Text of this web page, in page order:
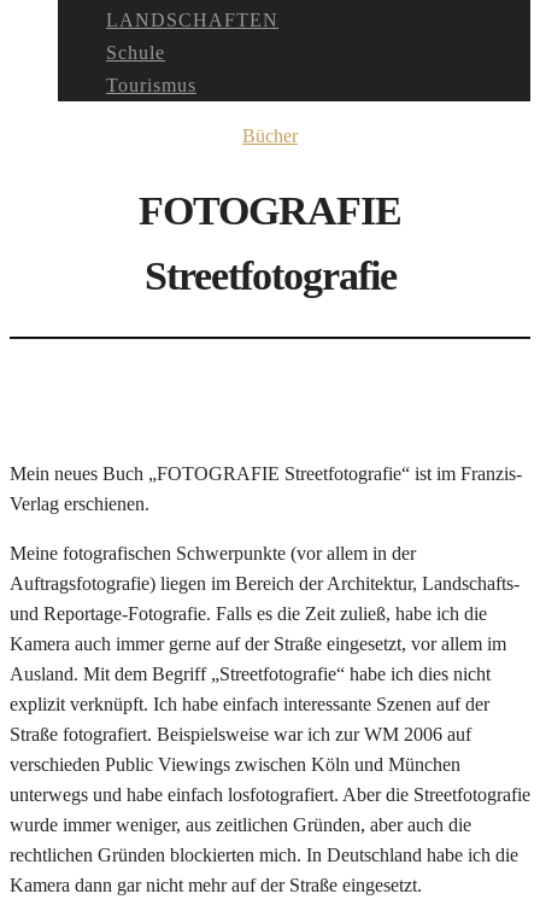
LANDSCHAFTEN
Schule
Tourismus
Bücher
FOTOGRAFIE
Streetfotografie
Mein neues Buch „FOTOGRAFIE Streetfotografie“ ist im Franzis-
Verlag erschienen.
Meine fotografischen Schwerpunkte (vor allem in der
Auftragsfotografie) liegen im Bereich der Architektur, Landschafts-
und Reportage-Fotografie. Falls es die Zeit zuließ, habe ich die
Kamera auch immer gerne auf der Straße eingesetzt, vor allem im
Ausland. Mit dem Begriff „Streetfotografie“ habe ich dies nicht
explizit verknüpft. Ich habe einfach interessante Szenen auf der
Straße fotografiert. Beispielsweise war ich zur WM 2006 auf
verschieden Public Viewings zwischen Köln und München
unterwegs und habe einfach losfotografiert. Aber die Streetfotografie
wurde immer weniger, aus zeitlichen Gründen, aber auch die
rechtlichen Gründen blockierten mich. In Deutschland habe ich die
Kamera dann gar nicht mehr auf der Straße eingesetzt.